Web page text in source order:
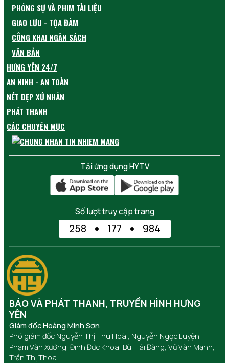
PHÓNG SỰ VÀ PHIM TÀI LIỆU
GIAO LƯU - TỌA ĐÀM
CÔNG KHAI NGÂN SÁCH
VĂN BẢN
HƯNG YÊN 24/7
AN NINH - AN TOÀN
NÉT ĐẸP XỨ NHÃN
PHÁT THANH
CÁC CHUYÊN MỤC
Tải ứng dụng HYTV
Số lượt truy cập trang
258 177 984
BÁO VÀ PHÁT THANH, TRUYỀN HÌNH HƯNG
YÊN
Giám đốc Hoàng Minh Sơn
Phó giám đốc Nguyễn Thị Thu Hoài, Nguyễn Ngọc Luyện,
Phạm Văn Xướng, Đinh Đức Khoa, Bùi Hải Đăng, Vũ Văn Mạnh,
Trần Thị Thoa